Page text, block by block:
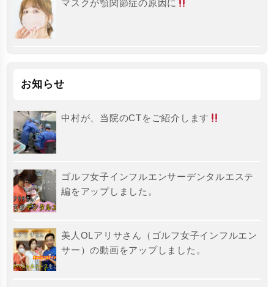
マスクが顎関節症の原因に
お知らせ
中村が、当院のCTをご紹介します
ゴルフ女子インフルエンサーデンタルエステ
編をアップしました。
美人OLアリサさん（ゴルフ女子インフルエン
サー）の動画をアップしました。